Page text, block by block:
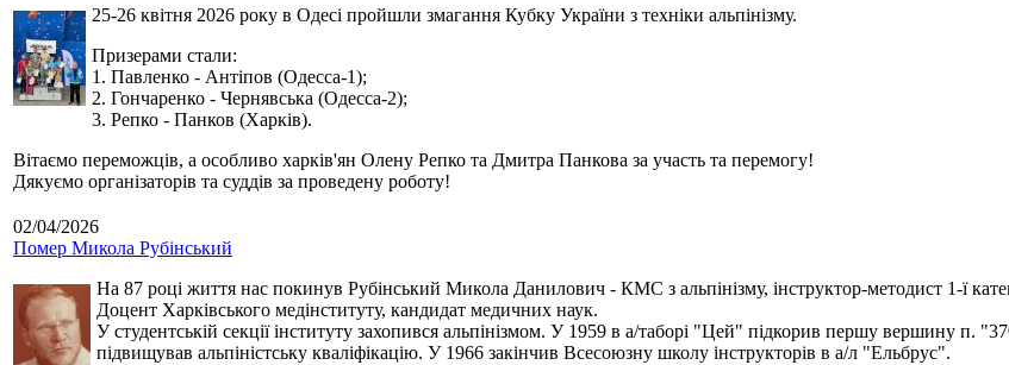
25-26 квітня 2026 року в Одесі пройшли змагання Кубку України з техніки альпінізму.
Призерами стали:
1. Павленко - Антіпов (Одесса-1);
2. Гончаренко - Чернявська (Одесса-2);
3. Репко - Панков (Харків).
Вітаємо переможців, а особливо харків'ян Олену Репко та Дмитра Панкова за участь та перемогу!
Дякуємо організаторів та суддів за проведену роботу!
02/04/2026
Помер Микола Рубінський
На 87 році життя нас покинув Рубінський Микола Данилович - КМС з альпінізму, інструктор-методист 1-ї
Доцент Харківського медінституту, кандидат медичних наук.
У студентській секції інституту захопився альпінізмом. У 1959 в а/таборі "Цей" підкорив першу вершину
підвищував альпіністську кваліфікацію. У 1966 закінчив Всесоюзну школу інструкторів в а/л "Ельбрус".